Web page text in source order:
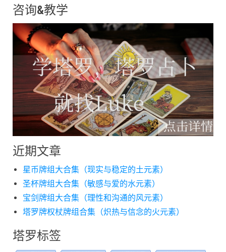
咨询&教学
近期文章
星币牌组大合集（现实与稳定的土元素）
圣杯牌组大合集（敏感与爱的水元素）
宝剑牌组大合集（理性和沟通的风元素）
塔罗牌权杖牌组合集（炽热与信念的火元素）
塔罗标签